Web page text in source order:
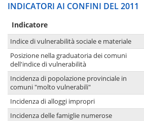
INDICATORI AI CONFINI DEL 2011
Indicatore
Indice di vulnerabilità sociale e materiale
Posizione nella graduatoria dei comuni
dell'indice di vulnerabilità
Incidenza di popolazione provinciale in
comuni "molto vulnerabili"
Incidenza di alloggi impropri
Incidenza delle famiglie numerose